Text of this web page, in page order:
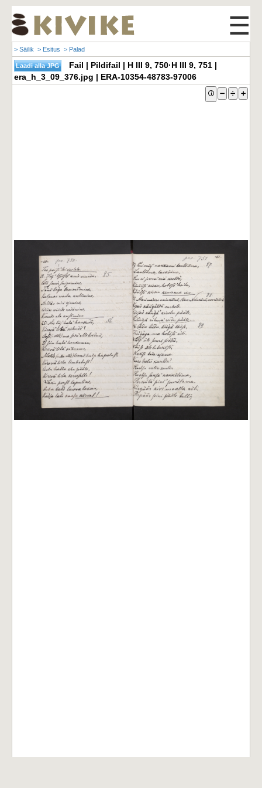
☰
> Säilik > Esitus > Palad
Fail | Pildifail | H III 9, 750·H III 9, 751 |
era_h_3_09_376.jpg | ERA-10354-48783-97006